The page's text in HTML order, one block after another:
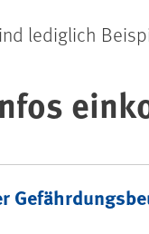
lediglich